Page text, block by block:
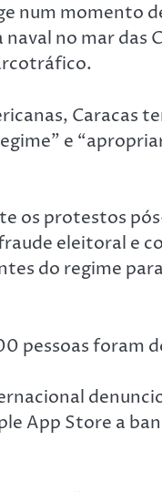
num momento
no mar das
Caracas
e
os protestos
eleitoral e
do regime
pessoas foram
App Store a